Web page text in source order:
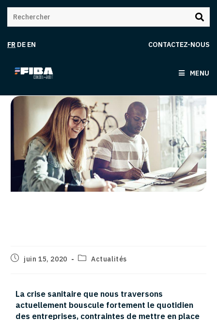
FR DE EN CONTACTEZ-NOUS
MENU
juin 15, 2020 Actualités
La crise sanitaire que nous traversons
actuellement bouscule fortement le quotidien
des entreprises, contraintes de mettre en place